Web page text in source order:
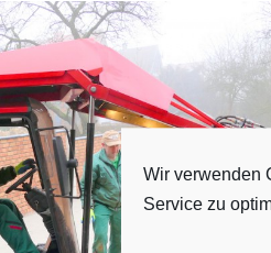
Wir verwenden
Service zu